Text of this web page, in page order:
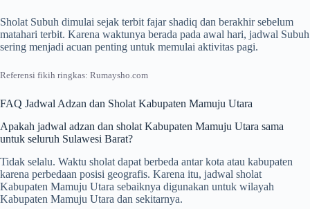
Sholat Subuh dimulai sejak terbit fajar shadiq dan berakhir sebelum
matahari terbit. Karena waktunya berada pada awal hari, jadwal Subuh
sering menjadi acuan penting untuk memulai aktivitas pagi.
Referensi fikih ringkas: Rumaysho.com
FAQ Jadwal Adzan dan Sholat Kabupaten Mamuju Utara
Apakah jadwal adzan dan sholat Kabupaten Mamuju Utara sama
untuk seluruh Sulawesi Barat?
Tidak selalu. Waktu sholat dapat berbeda antar kota atau kabupaten
karena perbedaan posisi geografis. Karena itu, jadwal sholat
Kabupaten Mamuju Utara sebaiknya digunakan untuk wilayah
Kabupaten Mamuju Utara dan sekitarnya.